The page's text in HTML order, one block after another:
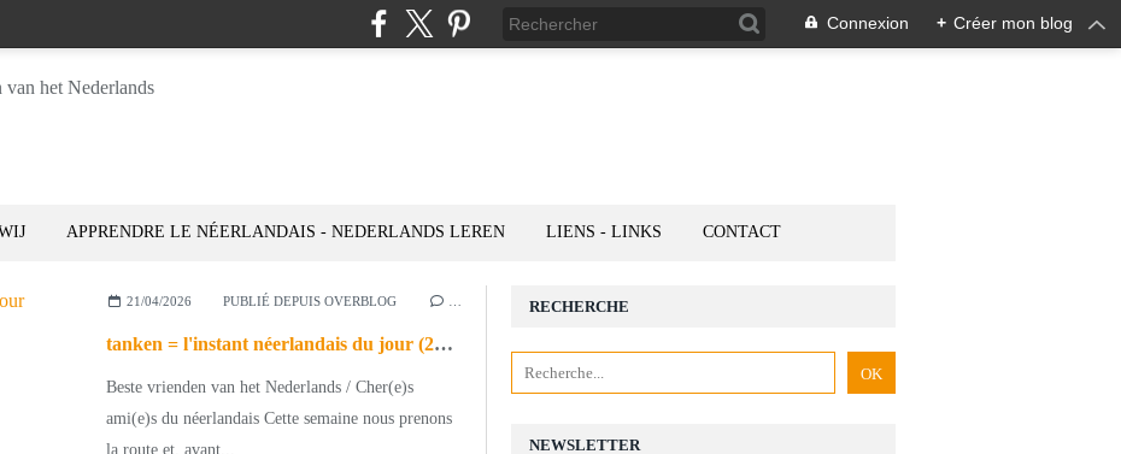
Connexion + Créer mon blog
APPRENDRE LE NÉERLANDAIS - NEDERLANDS LEREN LIENS - LINKS CONTACT
21/04/2026 PUBLIÉ DEPUIS OVERBLOG
tanken = l'instant néerlandais du jour (2026_04_21)
Beste vrienden van het Nederlands / Cher(e)s
ami(e)s du néerlandais Cette semaine nous prenons
la route et, avant...
NEWSLETTER
RECHERCHE